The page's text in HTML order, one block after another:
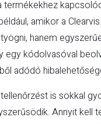
termékekhez
amikor a
hanem
egy kódolvasóval
adódó
is sokkal
Annyit kell